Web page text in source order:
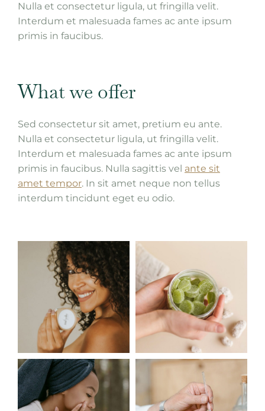
Nulla et consectetur ligula, ut fringilla velit.
Interdum et malesuada fames ac ante ipsum
primis in faucibus.
What we offer
Sed consectetur sit amet, pretium eu ante.
Nulla et consectetur ligula, ut fringilla velit.
Interdum et malesuada fames ac ante ipsum
primis in faucibus. Nulla sagittis vel ante sit
amet tempor. In sit amet neque non tellus
interdum tincidunt eget eu odio.